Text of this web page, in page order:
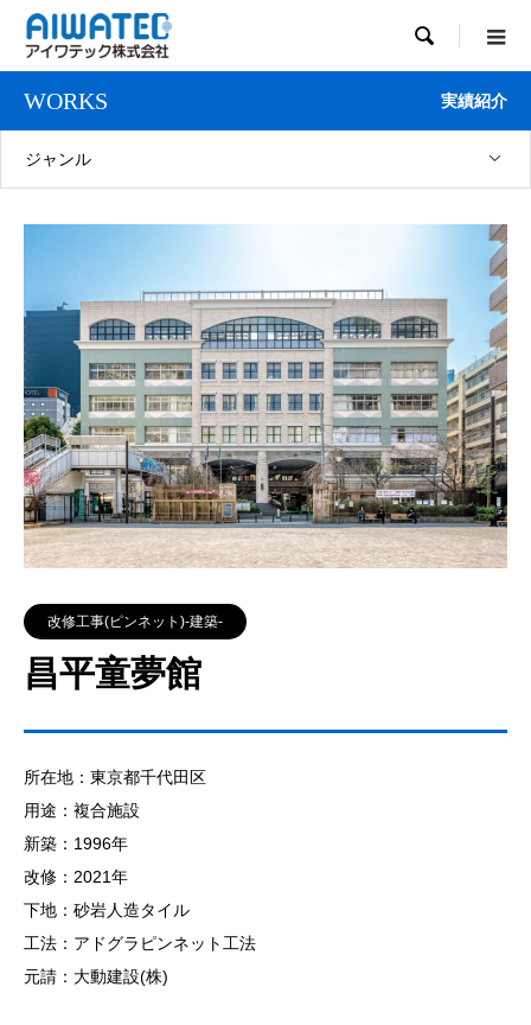

WORKS 実績紹介
ジャンル
改修工事(ピンネット)‐建築‐
昌平童夢館
所在地：東京都千代田区
用途：複合施設
新築：1996年
改修：2021年
下地：砂岩人造タイル
工法：アドグラピンネット工法
元請：大動建設(株)